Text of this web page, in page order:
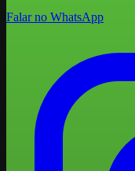
Falar no WhatsApp